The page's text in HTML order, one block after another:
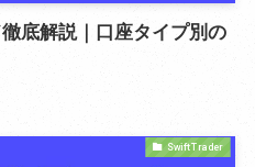
底解説｜口座タイプ別の
Swift Trader